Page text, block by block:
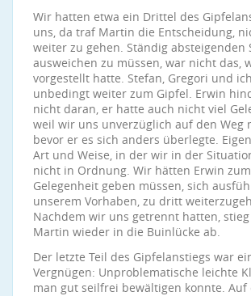
Wir hatten etwa ein Drittel des
uns, da traf Martin die Entscheidung,
weiter zu gehen. Ständig absteigenden
ausweichen zu müssen, war nicht das,
vorgestellt hatte. Stefan, Gregori und
unbedingt weiter zum Gipfel. Erwin
nicht daran, er hatte auch nicht viel
weil wir uns unverzüglich auf den Weg
bevor er es sich anders überlegte.
Art und Weise, in der wir in der
nicht in Ordnung. Wir hätten Erwin
Gelegenheit geben müssen, sich
unserem Vorhaben, zu dritt
Nachdem wir uns getrennt hatten,
Martin wieder in die Buinlücke ab.
Der letzte Teil des Gipfelanstiegs war
Vergnügen: Unproblematische leichte
man gut seilfrei bewältigen konnte. Auf